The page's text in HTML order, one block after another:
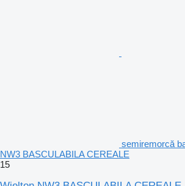
semiremorcă
NW3 BASCULABILA CEREALE
15